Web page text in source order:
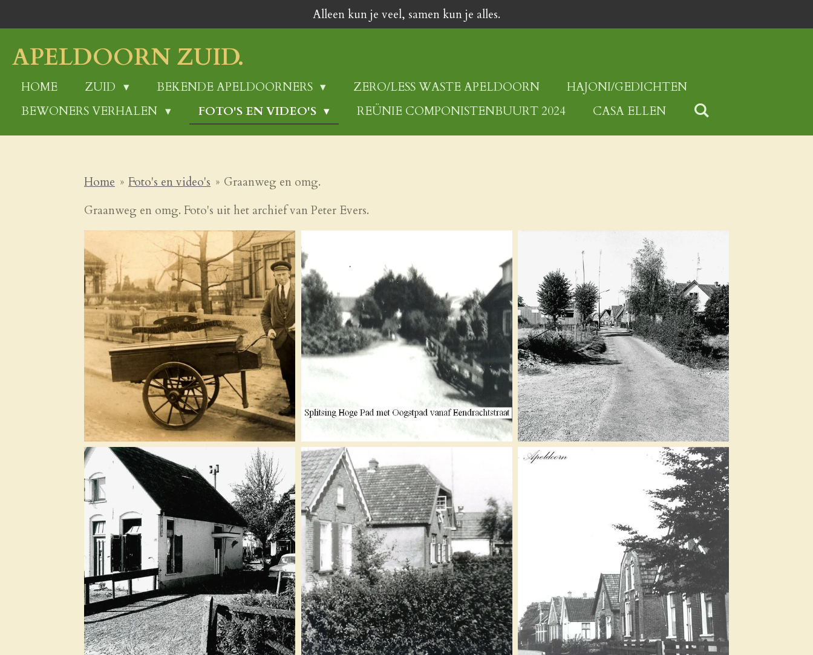
direct
naar
de
hoofdinhoud
Alleen kun je veel, samen kun je alles.
APELDOORN ZUID.
HOME ZUID BEKENDE APELDOORNERS ZERO/LESS WASTE APELDOORN
HAJONI/GEDICHTEN
BEWONERS VERHALEN
FOTO'S EN VIDEO'S REÜNIE COMPONISTENBUURT 2024 CASA ELLEN
Home » Foto's en video's » Graanweg en omg.
Graanweg en omg. Foto's uit het archief van Peter Evers.